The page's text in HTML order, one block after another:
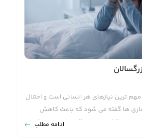
ترین نیازهای هر انسانی است و اختلال
ها گفته می شود که باعث کاهش
و بروز اثرات سو بر سلامتی جسم و روان
ادامه مطلب